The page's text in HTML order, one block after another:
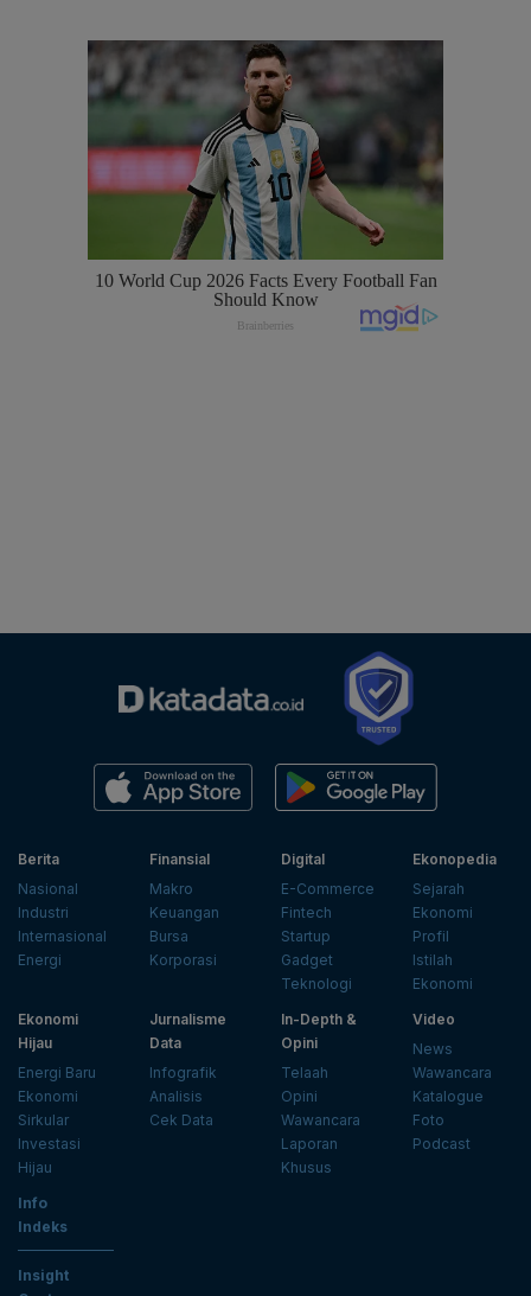
Berita
Nasional
Industri
Internasional
Energi
Finansial
Makro
Keuangan
Bursa
Korporasi
Digital
E-Commerce
Fintech
Startup
Gadget
Teknologi
Ekonopedia
Sejarah
Ekonomi
Profil
Istilah
Ekonomi
Ekonomi
Hijau
Energi Baru
Ekonomi
Sirkular
Investasi
Hijau
Jurnalisme
Data
Infografik
Analisis
Cek Data
In-Depth &
Opini
Telaah
Opini
Wawancara
Laporan
Khusus
Video
News
Wawancara
Katalogue
Foto
Podcast
Info
Indeks
Insight